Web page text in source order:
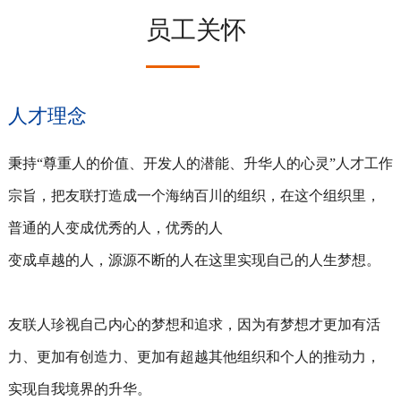
员工关怀
人才理念
秉持“尊重人的价值、开发人的潜能、升华人的心灵”人才工作
宗旨，把友联打造成一个海纳百川的组织，在这个组织里，
普通的人变成优秀的人，优秀的人
变成卓越的人，源源不断的人在这里实现自己的人生梦想。
友联人珍视自己内心的梦想和追求，因为有梦想才更加有活
力、更加有创造力、更加有超越其他组织和个人的推动力，
实现自我境界的升华。